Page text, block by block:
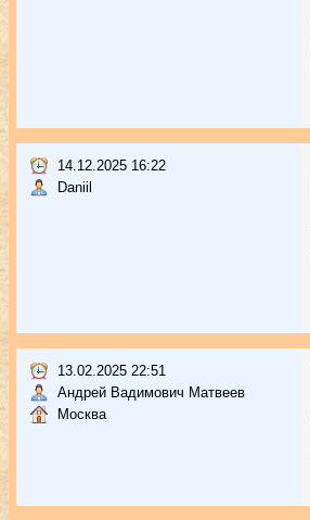
14.12.2025 16:22
Daniil
13.02.2025 22:51
Андрей Вадимович Матвеев
Москва